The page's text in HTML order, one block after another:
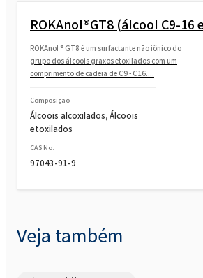
ROKAnol®GT8 (álcool C9-16
ROKAnol ® GT8 é um surfactante não iônico do
grupo dos álcoois graxos etoxilados com um
comprimento de cadeia de C9 - C16....
Composição
Álcoois alcoxilados, Álcoois
etoxilados
CAS No.
97043-91-9
Veja também